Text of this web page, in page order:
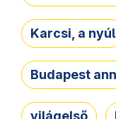
Karcsi, a nyúl
Budapest
világelső